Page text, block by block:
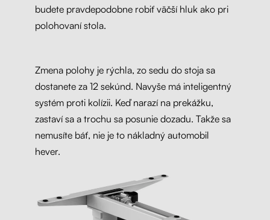
budete pravdepodobne robiť väčší hluk ako pri
polohovaní stola.
Zmena polohy je rýchla, zo sedu do stoja sa
dostanete za 12 sekúnd. Navyše má inteligentný
systém proti kolízii. Keď narazí na prekážku,
zastaví sa a trochu sa posunie dozadu. Takže sa
nemusíte báť, nie je to nákladný automobil
hever.